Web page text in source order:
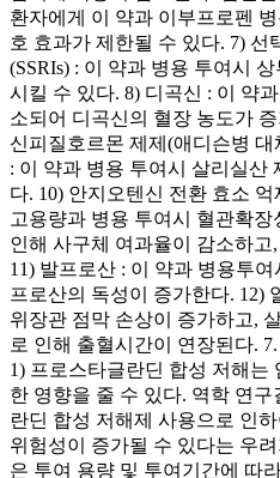
환자에게 이 약과 이부프로펜
호 효과가 제한될 수 있다. 7) 선
(SSRIs) : 이 약과 병용 투여시
시킬 수 있다. 8) 디곡신 : 이 약
소되어 디곡신의 혈장 농도가
신피질호르몬 제제(애디슨병
: 이 약과 병용 투여시 살리실산
다. 10) 안지오텐신 전환 효소 억
고용량과 병용 투여시 혈관확
인해 사구체 여과율이 감소하
11) 발프로산 : 이 약과 병용투
프로산의 독성이 증가한다. 12)
위장관 점막 손상이 증가하고,
로 인해 출혈시간이 연장된다.
1) 프로스타글란딘 합성 저해는
한 영향을 줄 수 있다. 역학 연
란딘 합성 저해제 사용으로 인
위험성이 증가될 수 있다는 우
은 투여 용량 및 투여기간에 따